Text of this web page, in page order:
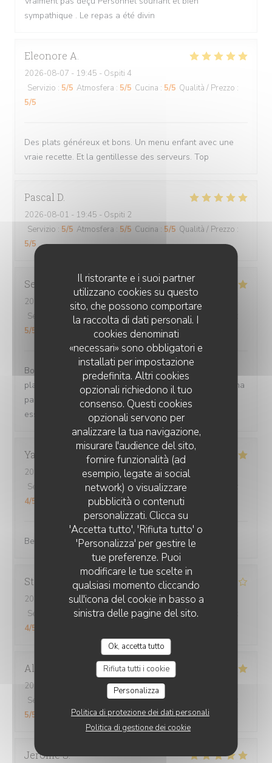
Il ristorante e i suoi partner
utilizzano cookies su questo
sito, che possono comportare
la raccolta di dati personali. I
cookies denominati
«necessari» sono obbligatori e
installati per impostazione
predefinita. Altri cookies
opzionali richiedono il tuo
consenso. Questi cookies
opzionali servono per
analizzare la tua navigazione,
misurare l'audience del sito,
fornire funzionalità (ad
esempio, legate ai social
network) o visualizzare
pubblicità o contenuti
personalizzati. Clicca su
'Accetta tutto', 'Rifiuta tutto' o
'Personalizza' per gestire le
tue preferenze. Puoi
modificare le tue scelte in
qualsiasi momento cliccando
sull'icona del cookie in basso a
sinistra delle pagine del sito.
Ok, accetta tutto
Rifiuta tutti i cookie
Personalizza
Politica di protezione dei dati personali
Politica di gestione dei cookie
sympathique . Le repas a été divin
Eleonore A
2026-08-07 - 19:45 - Ospiti 4
Servizio : 5/5 Atmosfera : 5/5 Cucina : 5/5 Qualità / Prezzo :
5/5
Des plats généreux et bons. Un menu enfant avec une
vraie recette. Et la gentillesse des serveurs. Top
Pascal D
2026-08-01 - 19:45 - Ospiti 2
Servizio : 5/5 Atmosfera : 5/5 Cucina : 5/5 Qualità / Prezzo :
5/5
Sebastien C
2026-08-03
- 20:15 - Ospiti 2
Servizio
Atmosfera: 5/5 Cucina:5/5 Qualità / Prezzo
5/5
Bon accueil, serveurs et serveuses sympathiques. Les
plats sont excellents et les quantité généreuses. Pour ma
part la soupe de pistou en entrée est délicieuse, a
essayer...👍
Yannick
2026-08-04
- 12:45 - Ospiti 2
Servizio
Atmosfera:5 /5 Cucina: 5/5 Qualità / Prezzo
4/5
Bel accueil, le cadre est très agréable. On mange bien.
Stéphanie V
2026-08-01- 19:30 - Ospiti 2
Servizio
Atmosfera:4/5 Cucina: 4/5 Qualità / Prezzo
4/5
Alexia
2026-08-04
- 12:30 - Ospiti 3
Servizio
Atmosfera:5/5 Cucina:5
5/5
JeromeS
CHEZ GRAND-MÈRE